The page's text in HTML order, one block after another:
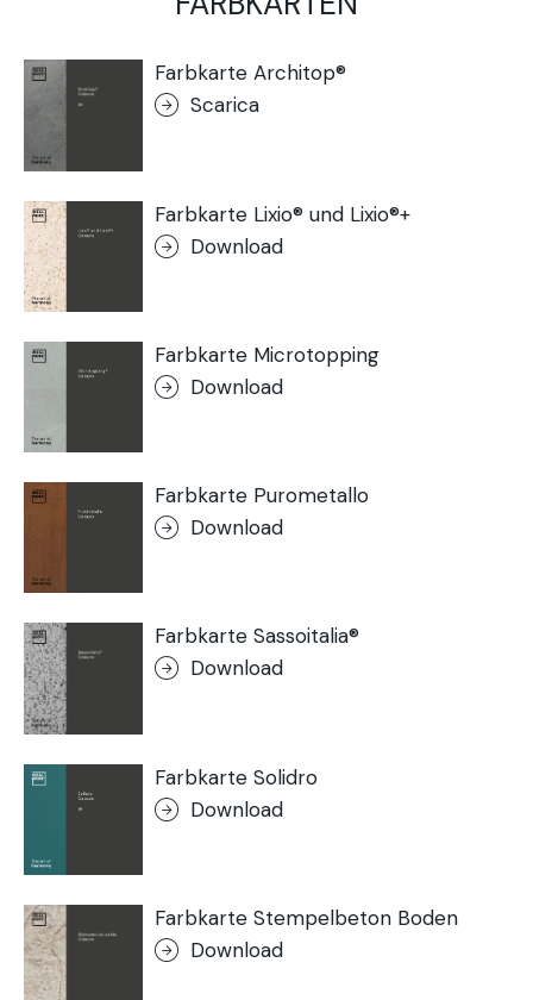
Farbkarte Architop®
Scarica
Farbkarte Lixio® und Lixio®+
Download
Farbkarte Microtopping
Download
Farbkarte Purometallo
Download
Farbkarte Sassoitalia®
Download
Farbkarte Solidro
Download
Farbkarte Stempelbeton Boden
Download